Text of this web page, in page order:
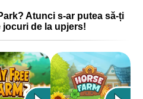
Atunci s-ar putea să-ți
jocuri de la upjers!